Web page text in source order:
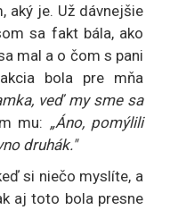
aký je. Už dávnejšie
sa fakt bála, ako
mal a o čom s pani
bola pre mňa
veď my sme sa
mu: „Áno, pomýlili
druhák."
si niečo myslíte, a
aj toto bola presne